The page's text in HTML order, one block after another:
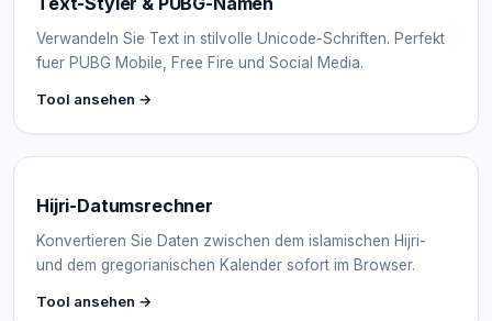
Verwandeln Sie Text in stilvolle Unicode-Schriften. Perfekt
fuer PUBG Mobile, Free Fire und Social Media.
Tool ansehen →
Hijri-Datumsrechner
Konvertieren Sie Daten zwischen dem islamischen Hijri-
und dem gregorianischen Kalender sofort im Browser.
Tool ansehen →